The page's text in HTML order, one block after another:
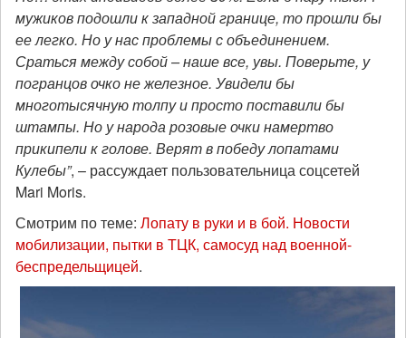
мужиков подошли к западной границе, то прошли бы
ее легко. Но у нас проблемы с объединением.
Сраться между собой – наше все, увы. Поверьте, у
погранцов очко не железное. Увидели бы
многотысячную толпу и просто поставили бы
штампы. Но у народа розовые очки намертво
прикипели к голове. Верят в победу лопатами
Кулебы”, – рассуждает пользовательница соцсетей
Mari Moris.
Смотрим по теме: Лопату в руки и в бой. Новости
мобилизации, пытки в ТЦК, самосуд над военной-
беспредельщицей.